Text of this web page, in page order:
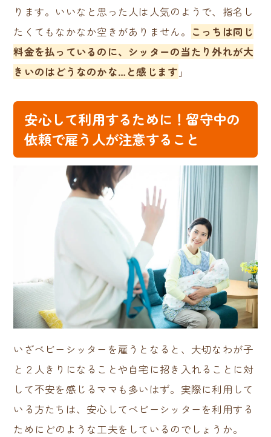
ります。いいなと思った人は人気のようで、指名し
たくてもなかなか空きがありません。 こっちは同じ
料金を払っているのに、シッターの当たり外れが大
きいのはどうなのかな…と感じます 」
安心して利用するために！留守中の
依頼で雇う人が注意すること
いざベビーシッターを雇うとなると、大切なわが子
と２人きりになることや自宅に招き入れることに対
して不安を感じるママも多いはず。実際に利用して
いる方たちは、安心してベビーシッターを利用する
ためにどのような工夫をしているのでしょうか。